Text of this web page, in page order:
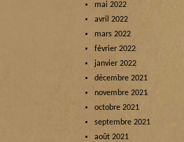
mai 2022
avril 2022
mars 2022
février 2022
janvier 2022
décembre 2021
novembre 2021
octobre 2021
septembre 2021
août 2021